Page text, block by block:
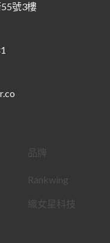
號3樓
品牌
Rankwing
織女星科技